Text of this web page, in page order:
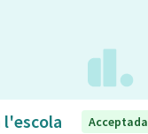
l'escola
Acceptada